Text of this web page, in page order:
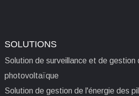
SOLUTIONS
Solution de surveillance et de gestion
photovoltaïque
Solution de gestion de l'énergie des